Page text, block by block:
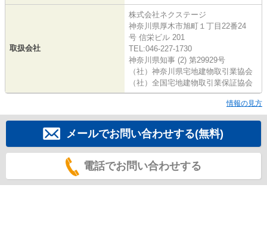
取扱会社
株式会社ネクステージ
神奈川県厚木市旭町１丁目22番24
号 信栄ビル 201
TEL:046-227-1730
神奈川県知事 (2) 第29929号
（社）神奈川県宅地建物取引業協会
（社）全国宅地建物取引業保証協会
情報の見方
メールでお問い合わせする(無料)
電話でお問い合わせする